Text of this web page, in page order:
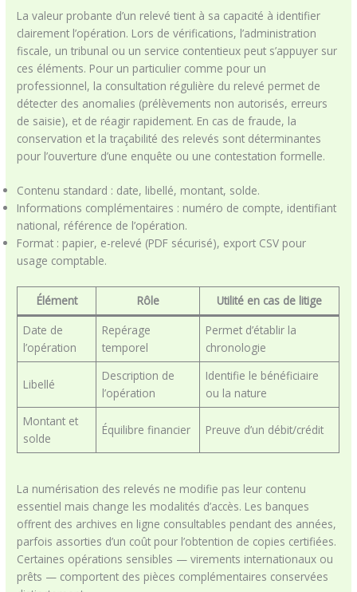
La valeur probante d’un relevé tient à sa capacité à identifier
clairement l’opération. Lors de vérifications, l’administration
fiscale, un tribunal ou un service contentieux peut s’appuyer sur
ces éléments. Pour un particulier comme pour un
professionnel, la consultation régulière du relevé permet de
détecter des anomalies (prélèvements non autorisés, erreurs
de saisie), et de réagir rapidement. En cas de fraude, la
conservation et la traçabilité des relevés sont déterminantes
pour l’ouverture d’une enquête ou une contestation formelle.
Contenu standard : date, libellé, montant, solde.
Informations complémentaires : numéro de compte, identifiant
national, référence de l’opération.
Format : papier, e-relevé (PDF sécurisé), export CSV pour
usage comptable.
Élément Rôle
Utilité en cas de litige
Date de
l’opération
Repérage
temporel
Permet d’établir la
chronologie
Libellé
Description de
l’opération
Identifie le bénéficiaire
ou la nature
Montant et
solde
Équilibre financier Preuve d’un débit/crédit
La numérisation des relevés ne modifie pas leur contenu
essentiel mais change les modalités d’accès. Les banques
offrent des archives en ligne consultables pendant des années,
parfois assorties d’un coût pour l’obtention de copies certifiées.
Certaines opérations sensibles — virements internationaux ou
prêts — comportent des pièces complémentaires conservées